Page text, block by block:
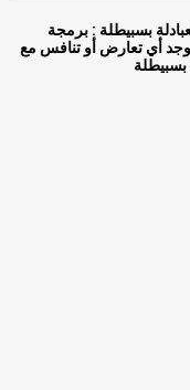
بسبيطلة : برمجة
أي تعارض أو تنافس مع